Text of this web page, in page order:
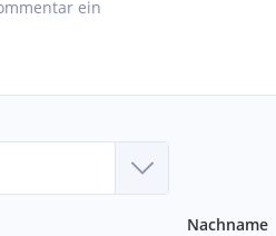
Nachname